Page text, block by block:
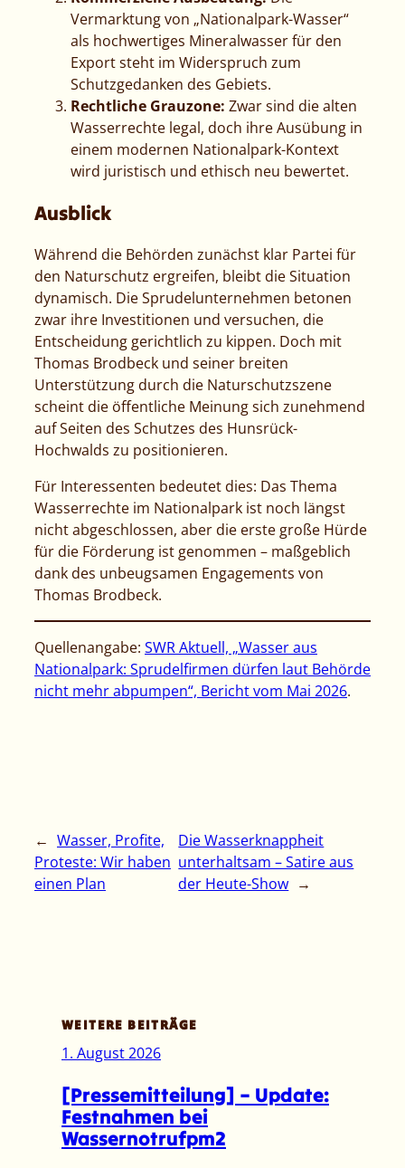
Vermarktung von „Nationalpark-Wasser“
als hochwertiges Mineralwasser für den
Export steht im Widerspruch zum
Schutzgedanken des Gebiets.
Rechtliche Grauzone: Zwar sind die alten
Wasserrechte legal, doch ihre Ausübung in
einem modernen Nationalpark-Kontext
wird juristisch und ethisch neu bewertet.
Ausblick
Während die Behörden zunächst klar Partei für
den Naturschutz ergreifen, bleibt die Situation
dynamisch. Die Sprudelunternehmen betonen
zwar ihre Investitionen und versuchen, die
Entscheidung gerichtlich zu kippen. Doch mit
Thomas Brodbeck und seiner breiten
Unterstützung durch die Naturschutzszene
scheint die öffentliche Meinung sich zunehmend
auf Seiten des Schutzes des Hunsrück-
Hochwalds zu positionieren.
Für Interessenten bedeutet dies: Das Thema
Wasserrechte im Nationalpark ist noch längst
nicht abgeschlossen, aber die erste große Hürde
für die Förderung ist genommen – maßgeblich
dank des unbeugsamen Engagements von
Thomas Brodbeck.
Quellenangabe: SWR Aktuell, „Wasser aus
Nationalpark: Sprudelfirmen dürfen laut Behörde
nicht mehr abpumpen“, Bericht vom Mai 2026.
← Wasser, Profite,
Proteste: Wir haben
einen Plan
Die Wasserknappheit
unterhaltsam – Satire aus
der Heute-Show →
WEITERE BEITRÄGE
1. August 2026
[Pressemitteilung] – Update:
Festnahmen bei
Wassernotrufpm2